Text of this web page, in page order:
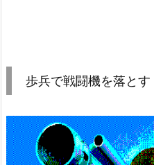
歩兵で戦闘機を落とす